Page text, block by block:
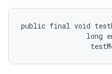
public final void
long